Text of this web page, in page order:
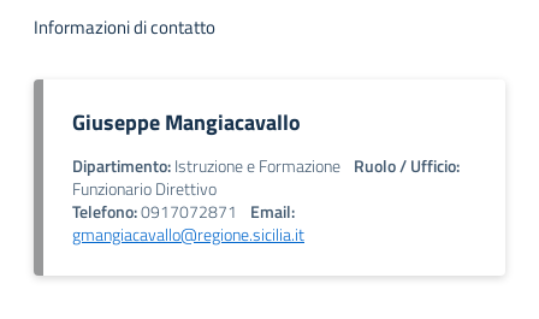
Informazioni di contatto
Giuseppe Mangiacavallo
Dipartimento:Istruzione e Formazione Ruolo / Ufficio:
Funzionario Direttivo
Telefono:0917072871
Email:
gmangiacavallo@regione.sicilia.it